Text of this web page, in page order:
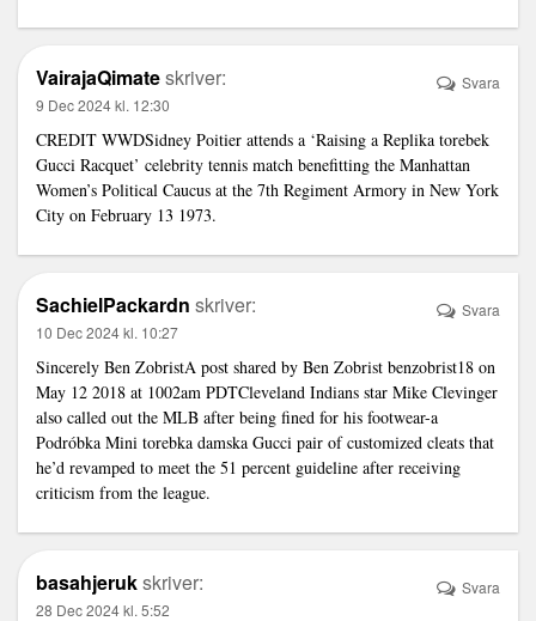
VairajaQimateskriver:
9 Dec 2024 kl. 12:30
CREDIT WWDSidney Poitier attends a ‘Raising a Replika torebek
Gucci Racquet’ celebrity tennis match benefitting the Manhattan
Women’s Political Caucus at the 7th Regiment Armory in New York
City on February 13 1973.
Svara
SachielPackardn skriver:
10 Dec 2024 kl. 10:27
Sincerely Ben ZobristA post shared by Ben Zobrist benzobrist18 on
May 12 2018 at 1002am PDTCleveland Indians star Mike Clevinger
also called out the MLB after being fined for his footwear-a
Podróbka Mini torebka damska Gucci pair of customized cleats that
he’d revamped to meet the 51 percent guideline after receiving
criticism from the league.
Svara
basahjerukskriver:
28 Dec 2024 kl. 5:52
Svara